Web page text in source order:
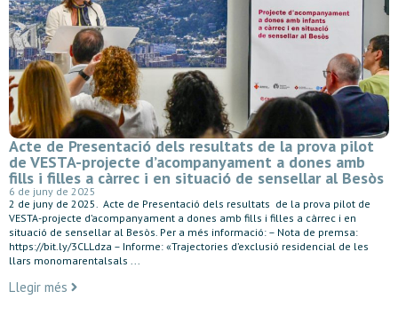
Acte de Presentació dels resultats de la prova pilot
de VESTA-projecte d’acompanyament a dones amb
fills i filles a càrrec i en situació de sensellar al Besòs
6 de juny de 2025
2 de juny de 2025. Acte de Presentació dels resultats de la prova pilot de
VESTA-projecte d’acompanyament a dones amb fills i filles a càrrec i en
situació de sensellar al Besòs. Per a més informació: – Nota de premsa:
https://bit.ly/3CLLdza – Informe: «Trajectories d’exclusió residencial de les
llars monomarentalsals ...
Llegir més